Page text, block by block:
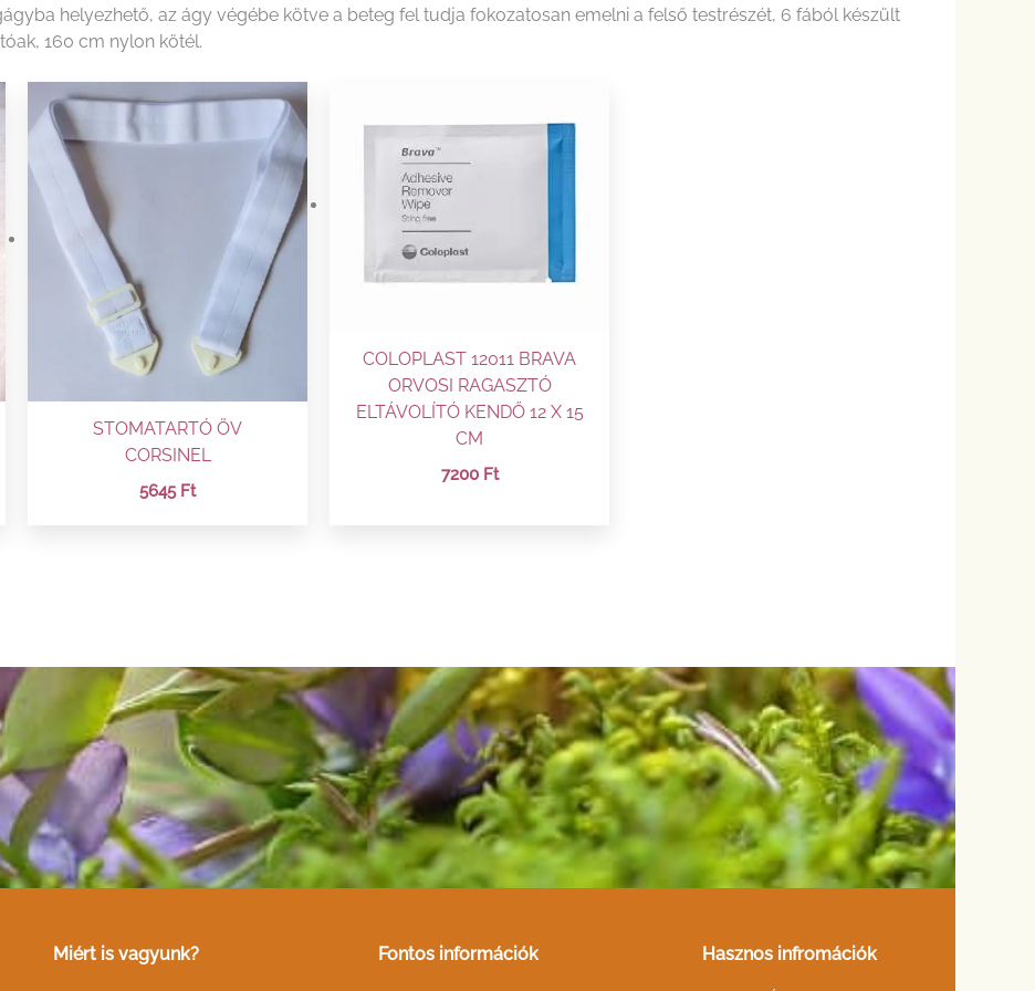
helyezhető, az ágy végébe kötve a beteg fel tudja fokozatosan emelni a felső testrészét, 6 fából készült
160 cm nylon kötél.
STOMATARTÓ ÖV
CORSINEL
5645 Ft
COLOPLAST 12011 BRAVA
ORVOSI RAGASZTÓ
ELTÁVOLÍTÓ KENDŐ 12 X 15
CM
7200 Ft
Miért is vagyunk? Fontos információk Hasznos infromációk